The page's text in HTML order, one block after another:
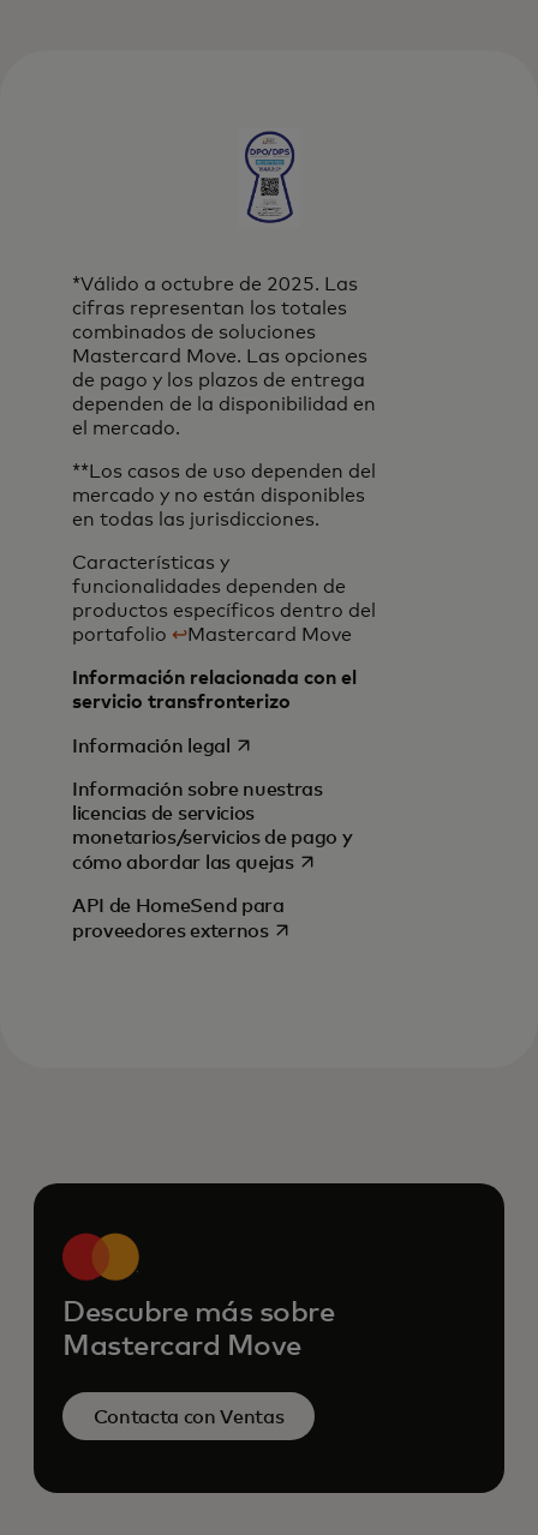
*Válido a octubre de 2025. Las
cifras representan los totales
combinados de soluciones
Mastercard Move. Las opciones
de pago y los plazos de entrega
dependen de la disponibilidad en
el mercado.
**Los casos de uso dependen del
mercado y no están disponibles
en todas las jurisdicciones.
Características y
funcionalidades dependen de
productos específicos dentro del
portafolio ↩Mastercard Move
Información relacionada con el
servicio transfronterizo
Información legal se abre en una pestaña nueva
Información sobre nuestras
licencias de servicios
monetarios/servicios de pago y
cómo abordar las quejasse abre en una pestaña
API de HomeSend para
proveedores externosse abre en una pestaña nueva
Descubre más sobre
Mastercard Move
Contacta con Ventas